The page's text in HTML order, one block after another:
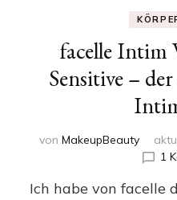
facelle Intim
Sensitive –
von MakeupBeauty
1
Ich habe von facelle